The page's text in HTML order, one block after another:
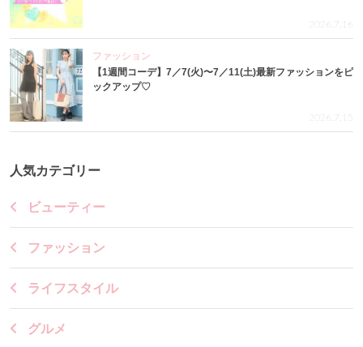
2026.7.16
ファッション
【1週間コーデ】7／7(火)〜7／11(土)最新ファッションをピ
ックアップ♡
2026.7.15
人気カテゴリー
ビューティー
ファッション
ライフスタイル
グルメ